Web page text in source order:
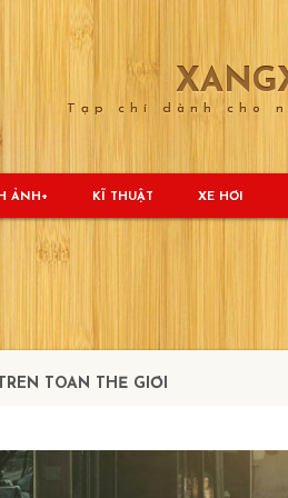
Tạp chí dành cho
ẢNH KĨ THUẬT XE HƠI
TOÀN THẾ GIỚI